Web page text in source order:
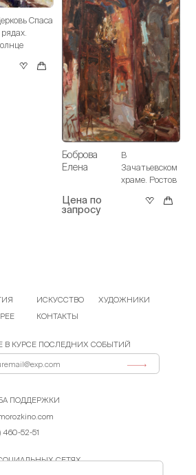
Спаса
рядах.
Боброва
Елена
В
Зачатьевском
храме. Ростов
Цена по
запросу
ИСКУССТВО
ХУДОЖНИКИ
КОНТАКТЫ
В КУРСЕ ПОСЛЕДНИХ СОБЫТИЙ
ПОДДЕРЖКИ
460-52-51
СЕТЯХ